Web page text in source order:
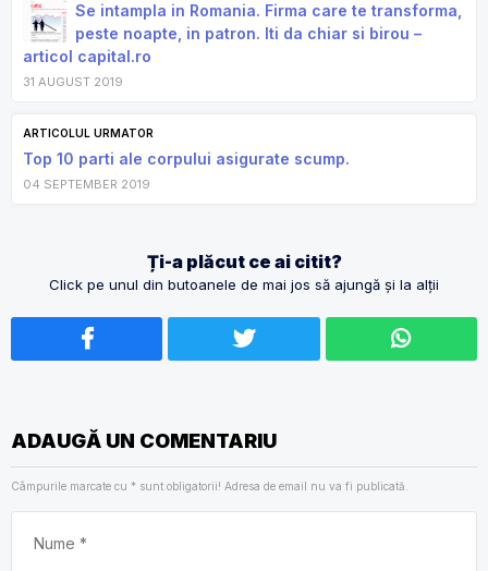
Se intampla in Romania. Firma care te transforma,
peste noapte, in patron. Iti da chiar si birou –
articol capital.ro
31 AUGUST 2019
ARTICOLUL URMATOR
Top 10 parti ale corpului asigurate scump.
04 SEPTEMBER 2019
Ți-a plăcut ce ai citit?
Click pe unul din butoanele de mai jos să ajungă și la alții
ADAUGĂ UN COMENTARIU
Câmpurile marcate cu * sunt obligatorii! Adresa de email nu va fi publicată.